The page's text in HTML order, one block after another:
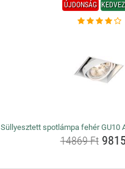
ÚJDONSÁG
Süllyesztett spotlámpa fehér GU10
14869 Ft